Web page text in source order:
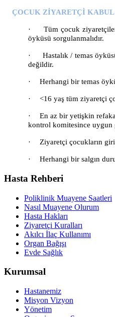
ÇOCUK ZİYARETÇİ
·
Tüm çocuk
öyküsü sorgulanmalıdır.
·
Hastalık / temas
değildir.
· Herhangi bir temas
· <16 yaş tüm ziyaretçi
·
En az bir yetişkin
kontrol komitesince uygun
· Ziyaretçi çocukların
· Herhangi bir salgın
Hasta Rehberi
Poliklinik Muayene Saatleri
Nasıl Muayene Olurum
Hasta Hakları
Ziyaretçi Kuralları
Akılcı İlaç Kullanımı
Organ Bağışı
Evde Sağlık
Kurumsal
Hastanemiz
Misyon Vizyon
Yönetim